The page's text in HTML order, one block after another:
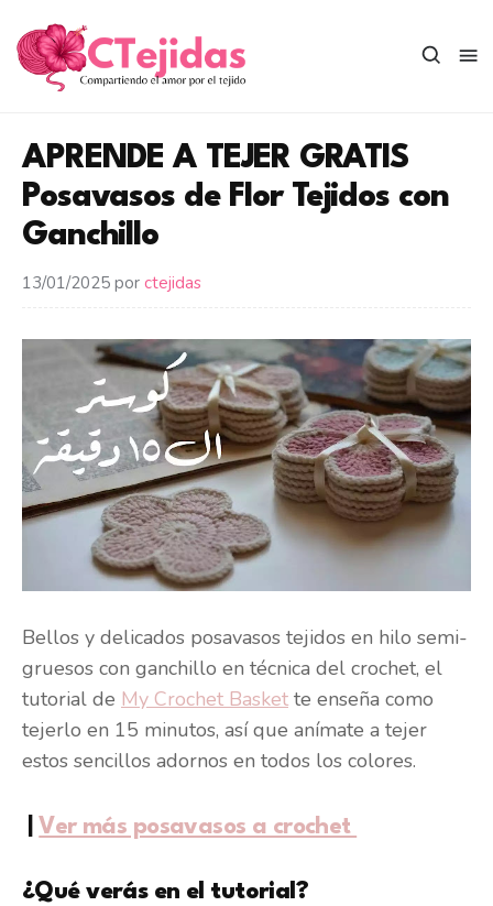
contenido
APRENDE A TEJER GRATIS
Posavasos de Flor Tejidos con
Ganchillo
13/01/2025 por ctejidas
Bellos y delicados posavasos tejidos en hilo semi-
gruesos con ganchillo en técnica del crochet, el
tutorial de My Crochet Basket te enseña como
tejerlo en 15 minutos, así que anímate a tejer
estos sencillos adornos en todos los colores.
Ver más posavasos a crochet
¿Qué verás en el tutorial?